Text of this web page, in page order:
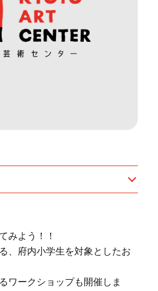
バシーポリシー
みよう！！
、府内小学生を対象としたお
ワークショップも開催しま